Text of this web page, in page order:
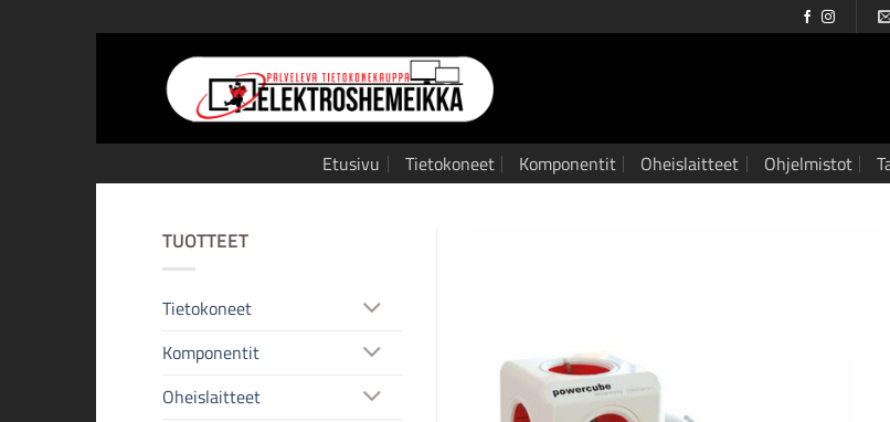
to
Etusivu Tietokoneet Komponentit Oheislaitteet Ohjelmistot
TUOTTEET
Tietokoneet
Komponentit
Oheislaitteet